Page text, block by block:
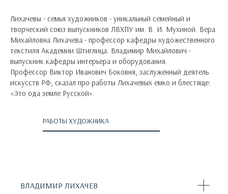
Лихачевы - семья художников - уникальный семейный и
творческий союз выпускников ЛВХПУ им. В. И. Мухиной. Вера
Михайловна Лихачева - профессор кафедры художественного
текстиля Академии Штиглица. Владимир Михайлович -
выпускник кафедры интерьера и оборудования.
Профессор Виктор Иванович Боковня, заслуженный деятель
искусств РФ, сказал про работы Лихачевых емко и блестяще:
«Это ода земле Русской».
РАБОТЫ ХУДОЖНИКА
ВЛАДИМИР ЛИХАЧЕВ